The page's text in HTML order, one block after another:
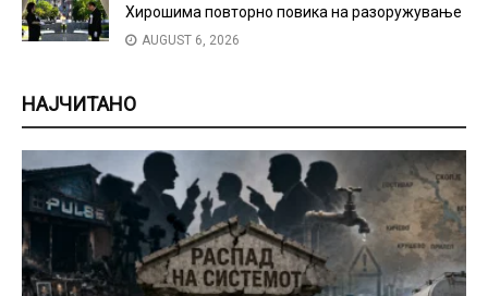
Хирошима повторно повика на разоружување
AUGUST 6, 2026
НАЈЧИТАНО